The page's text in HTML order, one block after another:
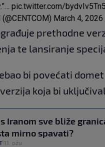
pic.twitter.com/bydvIv5Tn5
March 4, 2026
prethodne
te lansiranje
bi povećati
koja bi
Iranom sve bliže
mirno spavati?
11. ožu.